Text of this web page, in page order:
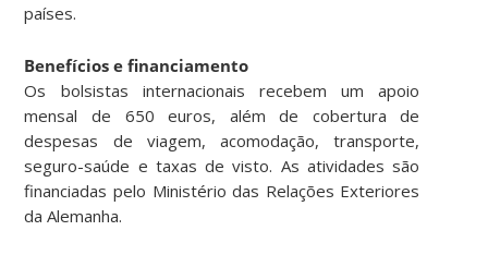
países.
Benefícios e financiamento
Os bolsistas internacionais recebem um apoio
mensal de 650 euros, além de cobertura de
despesas de viagem, acomodação, transporte,
seguro-saúde e taxas de visto. As atividades são
financiadas pelo Ministério das Relações Exteriores
da Alemanha.